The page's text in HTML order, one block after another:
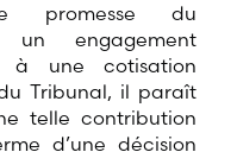
promesse du
engagement
à une cotisation
Tribunal, il paraît
telle contribution
d’une décision